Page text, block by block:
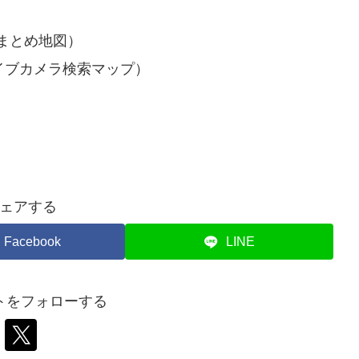
め地図）
カメラ検索マップ）
アする
Facebook LINE
をフォローする